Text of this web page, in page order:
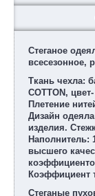
Стеганое
всесезонное,
Ткань чехла:
COTТON,
Плетение
Дизайн
изделия.
Наполнитель:
высшего
Коэффициент
Стеганые